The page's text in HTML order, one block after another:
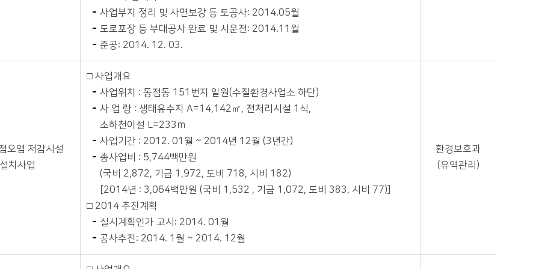
사업부지 정리 및 사면보강 등 토공사: 2014.05월
도로포장 등 부대공사 완료 및 시운전: 2014.11월
준공: 2014. 12. 03.
오염 저감시설
치사업
□ 사업개요
사업위치 : 동점동 151번지 일원(수질환경사업소 하단)
사 업 량 : 생태유수지 A=14,142㎡, 전처리시설 1식,
소하천이설 L=233m
사업기간 : 2012. 01월 ~ 2014년 12월 (3년간)
총사업비 : 5,744백만원
(국비 2,872, 기금 1,972, 도비 718, 시비 182)
[2014년 : 3,064백만원 (국비 1,532 , 기금 1,072, 도비 383, 시비 77)]
□ 2014 추진계획
실시계획인가 고시: 2014. 01월
공사추진: 2014. 1월 ~ 2014. 12월
환경보호과
(유역관리)